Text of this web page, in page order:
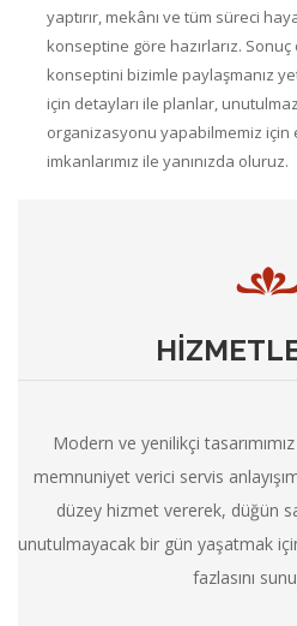
yaptırır, mekânı ve tüm süreci
konseptine göre hazırlarız. Sonuç
konseptini bizimle paylaşmanız
için detayları ile planlar,
organizasyonu yapabilmemiz için
imkanlarımız ile yanınızda oluruz.
Modern ve yenilikçi
memnuniyet verici servis
düzey hizmet vererek, düğün
unutulmayacak bir gün yaşatmak
fazlasını